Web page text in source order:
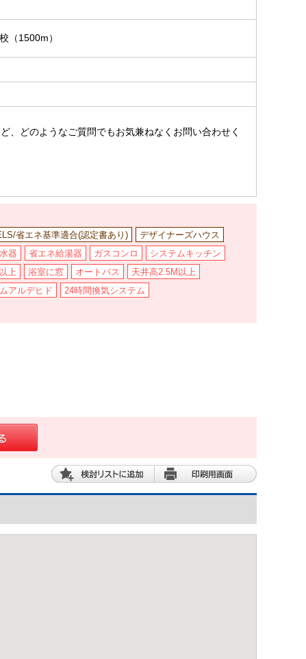
（1500m）
、どのようなご質問でもお気兼ねなくお問い合わせく
省エネ基準適合(認定書あり)
デザイナーズハウス
器 省エネ給湯器 ガスコンロ
システムキッチン
上 浴室に窓 オートバス
天井高2.5M以上
アルデヒド
24時間換気システム